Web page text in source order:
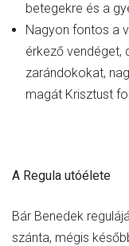
betegekre és a
Nagyon fontos a
érkező vendéget,
zarándokokat,
magát Krisztust
A Regula utóélete
Bár Benedek
szánta, mégis